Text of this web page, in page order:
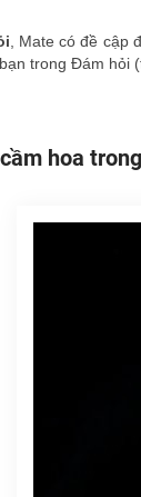
, Mate có đề
trong Đám hỏi
hoa